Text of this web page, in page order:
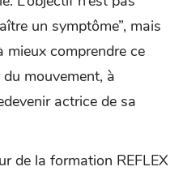
un symptôme”, mais
mieux comprendre ce
du mouvement, à
actrice de sa
de la formation REFLEX